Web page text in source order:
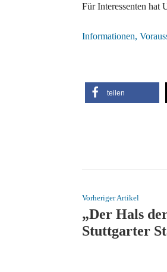
Für Interessenten hat
Informationen,
teilen
Vorheriger Artikel
„Der Hals
Stuttgarter